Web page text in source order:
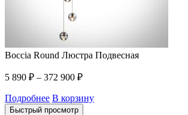
Boccia Round Люстра Подвесная
5 890 ₽ – 372 900 ₽
Подробнее В корзину
Быстрый просмотр